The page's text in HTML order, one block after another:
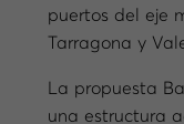
puertos del eje
Tarragona y
La propuesta
una estructura